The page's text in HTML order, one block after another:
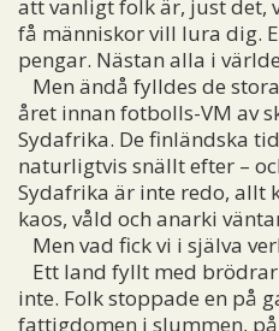
att vanligt folk är, just det,
få människor vill lura dig.
pengar. Nästan alla i
Men ändå fylldes de
året innan fotbolls-VM av
Sydafrika. De finländska
naturligtvis snällt efter –
Sydafrika är inte redo, allt
kaos, våld och anarki
Men vad fick vi i själva
Ett land fyllt med brödrar
inte. Folk stoppade en på
fattigdomen i slummen,